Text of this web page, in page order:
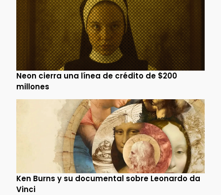
Neon cierra una línea de crédito de $200
millones
Ken Burns y su documental sobre Leonardo da
Vinci